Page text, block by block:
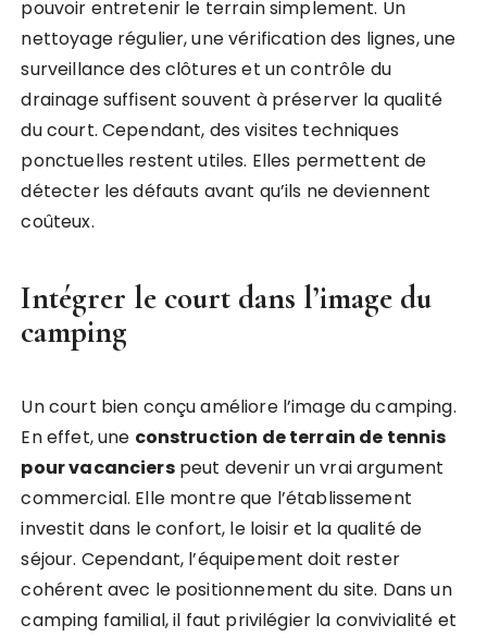
pouvoir entretenir le terrain simplement. Un
nettoyage régulier, une vérification des lignes, une
surveillance des clôtures et un contrôle du
drainage suffisent souvent à préserver la qualité
du court. Cependant, des visites techniques
ponctuelles restent utiles. Elles permettent de
détecter les défauts avant qu’ils ne deviennent
coûteux.
Intégrer le court dans l’image du
camping
Un court bien conçu améliore l’image du camping.
En effet, une construction de terrain de tennis
pour vacancierspeut devenir un vrai argument
commercial. Elle montre que l’établissement
investit dans le confort, le loisir et la qualité de
séjour. Cependant, l’équipement doit rester
cohérent avec le positionnement du site. Dans un
camping familial, il faut privilégier la convivialité et